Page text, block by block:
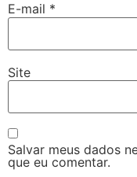
E-mail *
Site
Salvar meus dados
que eu comentar.